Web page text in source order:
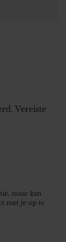
Vereiste
maar kan
met je op te